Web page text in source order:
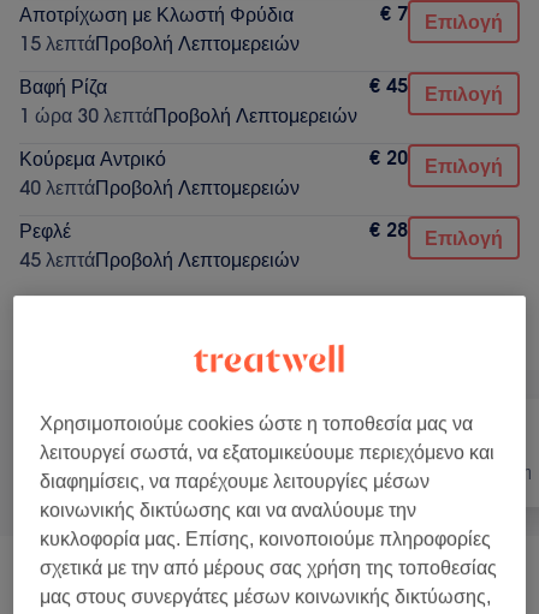
Αποτρίχωση με Κλωστή Φρύδια
15 λεπτάΠροβολή Λεπτομερειών
€ 7 Επιλογή
Βαφή Ρίζα
1 ώρα 30 λεπτάΠροβολή Λεπτομερειών
€ 45 Επιλογή
Κούρεμα Αντρικό
40 λεπτάΠροβολή Λεπτομερειών
€ 20 Επιλογή
Ρεφλέ
45 λεπτάΠροβολή Λεπτομερειών
€ 28 Επιλογή
Όλα Μαλλιά Αποτρίχωση
Κούρεμα Αντρικό )
Χρησιμοποιούμε cookies ώστε η τοποθεσία μας να
λειτουργεί σωστά, να εξατομικεύουμε περιεχόμενο και
διαφημίσεις, να παρέχουμε λειτουργίες μέσων
κοινωνικής δικτύωσης και να αναλύουμε την
κυκλοφορία μας. Επίσης, κοινοποιούμε πληροφορίες
σχετικά με την από μέρους σας χρήση της τοποθεσίας
μας στους συνεργάτες μέσων κοινωνικής δικτύωσης,